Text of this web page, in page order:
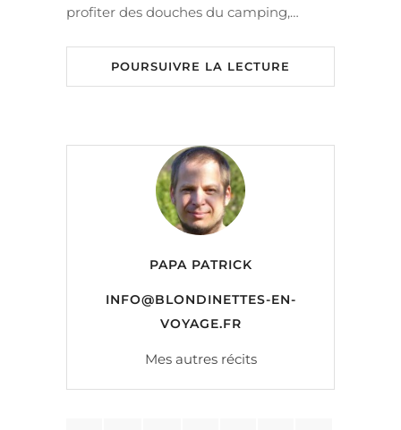
profiter des douches du camping,…
POURSUIVRE LA LECTURE
PAPA PATRICK
INFO@BLONDINETTES-EN-
VOYAGE.FR
Mes autres récits